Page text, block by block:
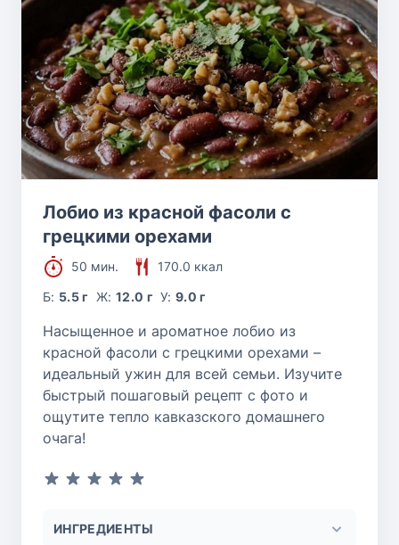
Лобио из красной фасоли с
грецкими орехами
50 мин.
170.0 ккал
Б: 5.5 г Ж: 12.0 г У:9.0 г
Насыщенное и ароматное лобио из
красной фасоли с грецкими орехами –
идеальный ужин для всей семьи. Изучите
быстрый пошаговый рецепт с фото и
ощутите тепло кавказского домашнего
очага!
ИНГРЕДИЕНТЫ